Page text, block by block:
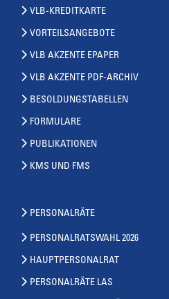
VLB-KREDITKARTE
VORTEILSANGEBOTE
VLB AKZENTE EPAPER
VLB AKZENTE PDF-ARCHIV
BESOLDUNGSTABELLEN
FORMULARE
PUBLIKATIONEN
KMS UND FMS
PERSONALRÄTE
PERSONALRATSWAHL 2026
HAUPTPERSONALRAT
PERSONALRÄTE LAS